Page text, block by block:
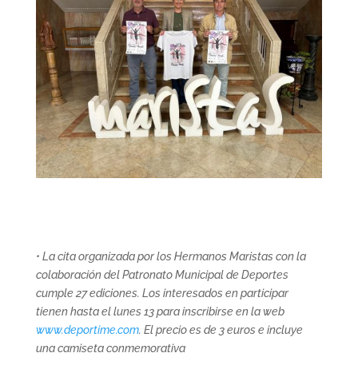
• La cita organizada por los Hermanos Maristas con la
colaboración del Patronato Municipal de Deportes
cumple 27 ediciones. Los interesados en participar
tienen hasta el lunes 13 para inscribirse en la web
www.deportime.com. El precio es de 3 euros e incluye
una camiseta conmemorativa